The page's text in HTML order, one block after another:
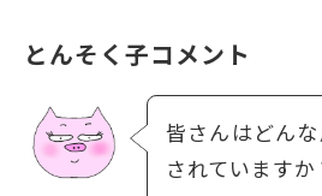
とんそく子コメント
皆さんはどん
されていますか